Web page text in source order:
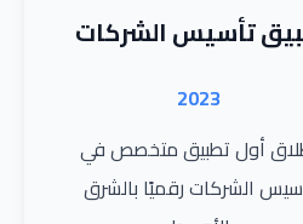
تأسيس الشركات
2023
أول تطبيق متخصص في
الشركات رقميًا بالشرق